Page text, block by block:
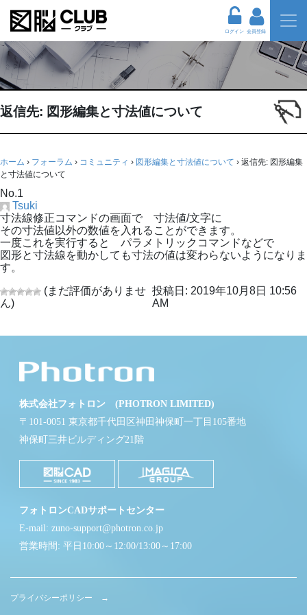
ログイン 会員登録
返信先: 図形編集と寸法値について
ホーム › フォーラム › コミュニティ › 図形編集と寸法値について › 返信先: 図形編集
と寸法値について
No.1
Tsuki
寸法線修正コマンドの画面で 寸法値/文字に
その寸法値以外の数値を入れることができます。
一度これを実行すると パラメトリックコマンドなどで
図形と寸法線を動かしても寸法の値は変わらないようになりま
す。
(まだ評価がありませ
ん)
投稿日: 2019年10月8日 10:56
AM
株式会社フォトロン (PHOTRON LIMITED)
〒101-0051 東京都千代田区神田神保町一丁目105番地
神保町三井ビルディング21階
フォトロンCADサポートセンター
E-mail: zuno-support@photron.co.jp
営業時間: 平日10:00～12:00/13:00～17:00
プライバシーポリシー →